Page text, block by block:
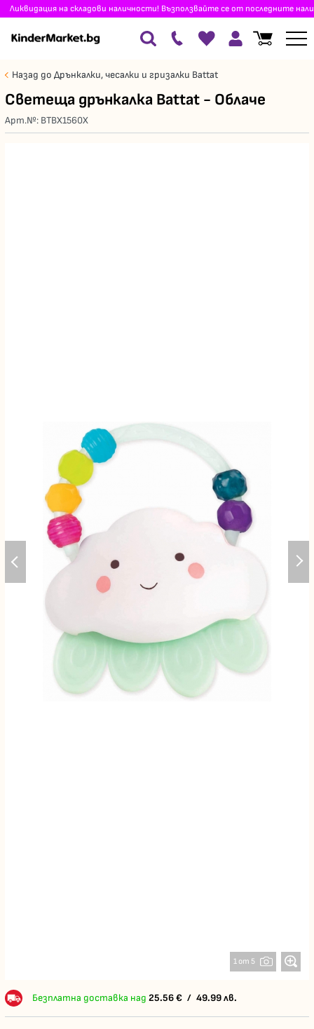
Ликвидация на складови наличности! Възползвайте се от последните
Назад до Дрънкалки, чесалки и гризалки Battat
Светеща дрънкалка Battat - Облаче
Арт.№: BTBX1560X
1 от 5
Безплатна доставка над 25.56 € / 49.99 лв.